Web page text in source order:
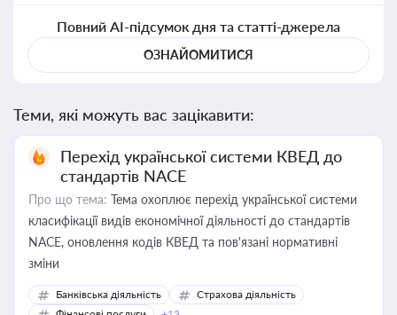
Повний AI-підсумок дня та статті-джерела
ОЗНАЙОМИТИСЯ
Теми, які можуть вас зацікавити:
Перехід української системи КВЕД до
стандартів NACE
Про що тема: Тема охоплює перехід української системи
класифікації видів економічної діяльності до стандартів
NACE, оновлення кодів КВЕД та пов'язані нормативні
зміни
Банківська діяльність
Страхова діяльність